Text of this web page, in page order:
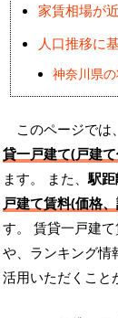
家賃相場が
人口推移に
神奈川県
このページでは
貸一戸建て(戸建
ます。 また、駅
戸建て賃料(価格
す。 賃貸一戸建
や、ランキング情
活用いただくこと